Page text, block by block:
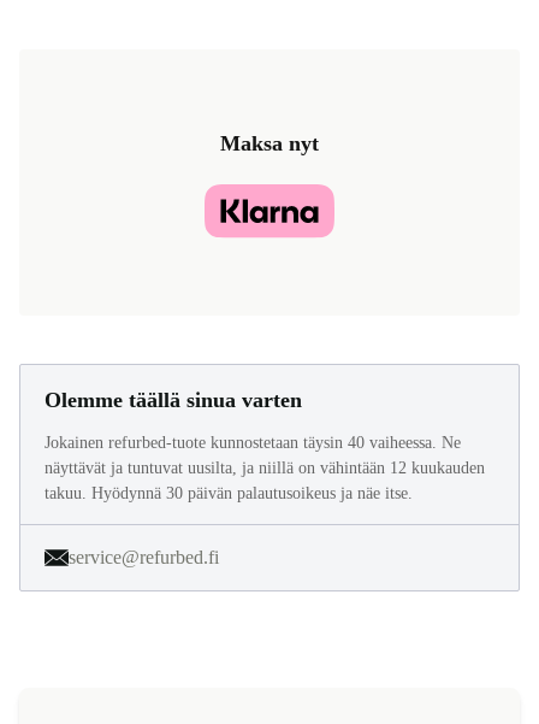
Maksa nyt
Olemme täällä sinua varten
Jokainen refurbed-tuote kunnostetaan täysin 40 vaiheessa. Ne
näyttävät ja tuntuvat uusilta, ja niillä on vähintään 12 kuukauden
takuu. Hyödynnä 30 päivän palautusoikeus ja näe itse.
service@refurbed.fi